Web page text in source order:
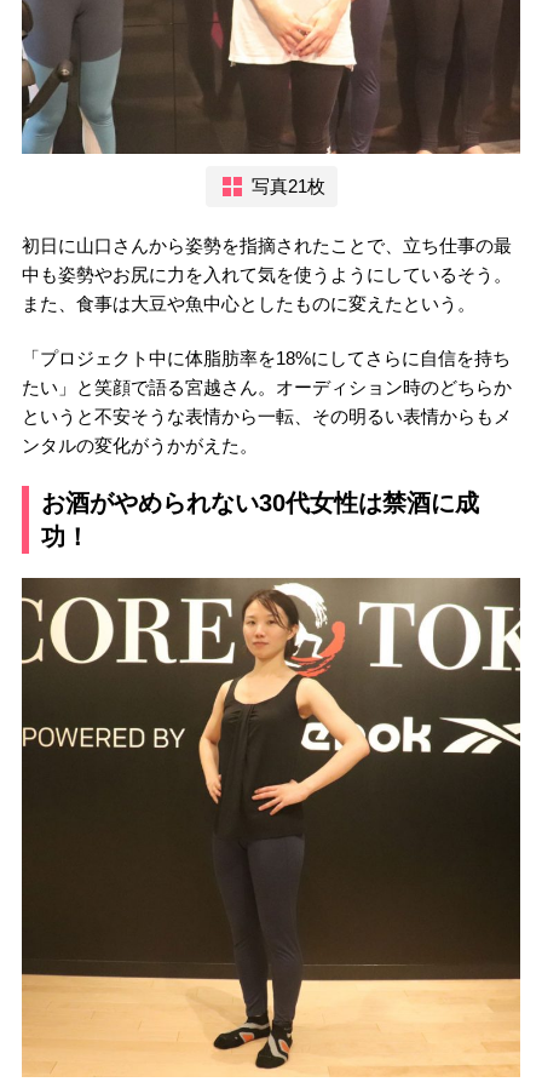
写真21枚
初日に山口さんから姿勢を指摘されたことで、立ち仕事の最
中も姿勢やお尻に力を入れて気を使うようにしているそう。
また、食事は大豆や魚中心としたものに変えたという。
「プロジェクト中に体脂肪率を18%にしてさらに自信を持ち
たい」と笑顔で語る宮越さん。オーディション時のどちらか
というと不安そうな表情から一転、その明るい表情からもメ
ンタルの変化がうかがえた。
お酒がやめられない30代女性は禁酒に成
功！